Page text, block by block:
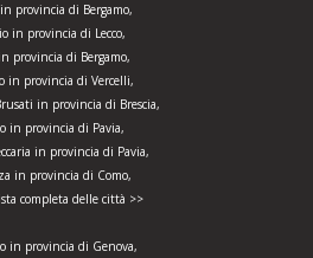
provincia di Bergamo,
in provincia di Lecco,
provincia di Bergamo,
in provincia di Vercelli,
in provincia di Brescia,
in provincia di Pavia,
in provincia di Pavia,
in provincia di Como,
completa delle città >>
in provincia di Genova,